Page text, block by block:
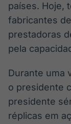
países. Hoje,
fabricantes
prestadoras
pela
Durante uma
o presidente
presidente
réplicas em